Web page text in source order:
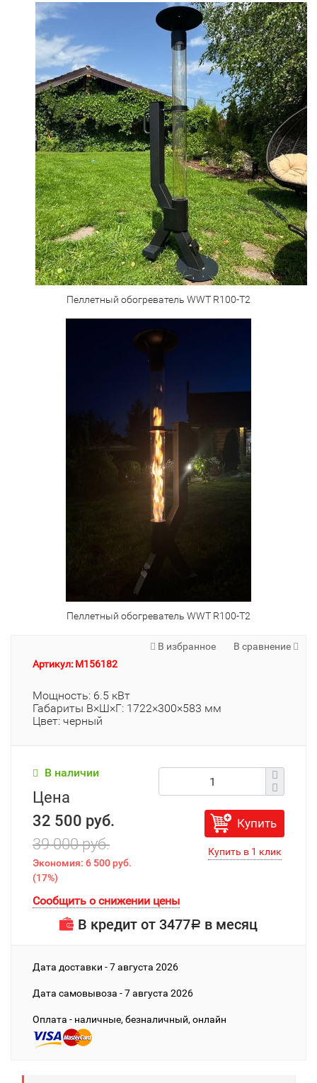
Пеллетный обогреватель WWT R100-T2
Пеллетный обогреватель WWT R100-T2
В избранное
В сравнение
Артикул: M156182
Мощность: 6.5 кВт
Габариты В×Ш×Г: 1722×300×583 мм
Цвет: черный
В наличии
Цена
32 500 руб.
39 000 руб.
Экономия: 6 500 руб.
(17%)
Купить
Сообщить о снижении цены
В кредит от 3477Р в месяц
Дата доставки - 7 августа 2026
Дата cамовывоза - 7 августа 2026
Оплата - наличные, безналичный, онлайн